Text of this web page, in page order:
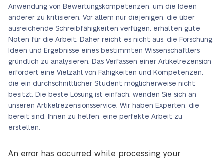
Anwendung von Bewertungskompetenzen, um die Ideen
anderer zu kritisieren. Vor allem nur diejenigen, die über
ausreichende Schreibfähigkeiten verfügen, erhalten gute
Noten für die Arbeit. Daher reicht es nicht aus, die Forschung,
Ideen und Ergebnisse eines bestimmten Wissenschaftlers
gründlich zu analysieren. Das Verfassen einer Artikelrezension
erfordert eine Vielzahl von Fähigkeiten und Kompetenzen,
die ein durchschnittlicher Student möglicherweise nicht
besitzt. Die beste Lösung ist einfach: wenden Sie sich an
unseren Artikelrezensionsservice. Wir haben Experten, die
bereit sind, Ihnen zu helfen, eine perfekte Arbeit zu
erstellen.
An error has occurred while processing your